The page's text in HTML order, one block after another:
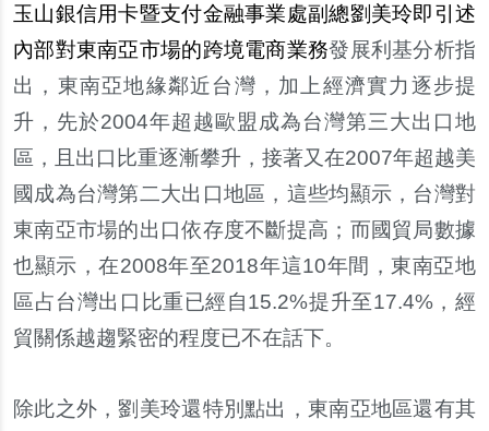
玉山銀信用卡暨支付金融事業處副總劉美玲即引述
內部對東南亞市場的跨境電商業務發展利基分析指
出，東南亞地緣鄰近台灣，加上經濟實力逐步提
升，先於2004年超越歐盟成為台灣第三大出口地
區，且出口比重逐漸攀升，接著又在2007年超越美
國成為台灣第二大出口地區，這些均顯示，台灣對
東南亞市場的出口依存度不斷提高；而國貿局數據
也顯示，在2008年至2018年這10年間，東南亞地
區占台灣出口比重已經自15.2%提升至17.4%，經
貿關係越趨緊密的程度已不在話下。
除此之外，劉美玲還特別點出，東南亞地區還有其